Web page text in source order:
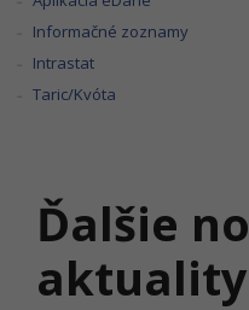
Informačné zoznamy
Intrastat
Taric/Kvóta
Ďalšie
aktuality